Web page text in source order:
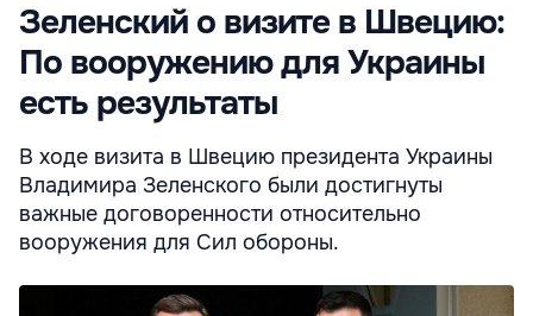
Зеленский о визите в Швецию:
По вооружению для Украины
есть результаты
В ходе визита в Швецию президента Украины
Владимира Зеленского были достигнуты
важные договоренности относительно
вооружения для Сил обороны.